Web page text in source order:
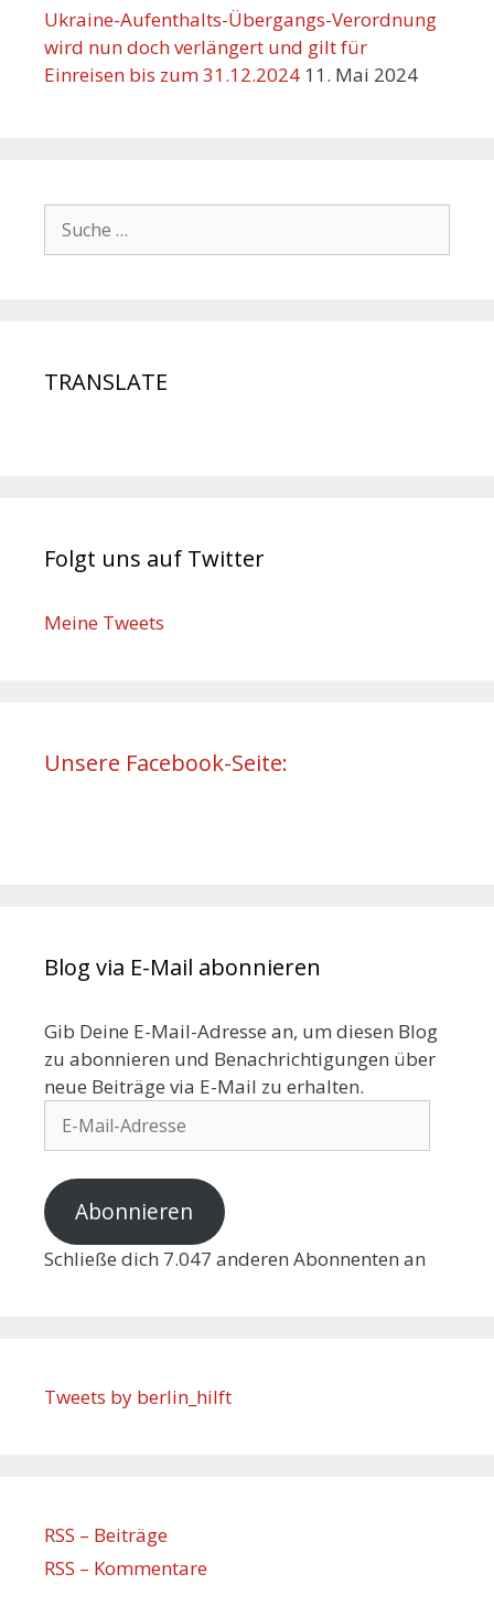
Ukraine-Aufenthalts-Übergangs-Verordnung
wird nun doch verlängert und gilt für
Einreisen bis zum 31.12.2024 11. Mai 2024
TRANSLATE
Folgt uns auf Twitter
Meine Tweets
Unsere Facebook-Seite:
Blog via E-Mail abonnieren
Gib Deine E-Mail-Adresse an, um diesen Blog
zu abonnieren und Benachrichtigungen über
neue Beiträge via E-Mail zu erhalten.
Abonnieren
Schließe dich 7.047 anderen Abonnenten an
Tweets by berlin_hilft
RSS – Beiträge
RSS – Kommentare